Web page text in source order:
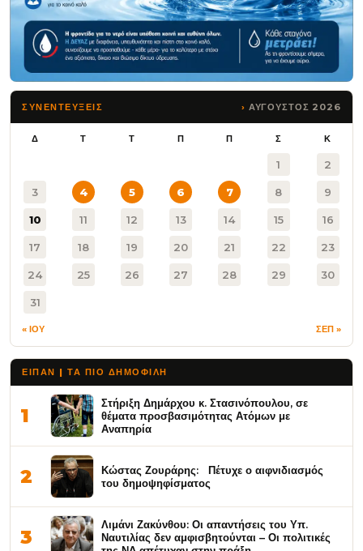
ΣΥΝΕΝΤΕΥΞΕΙΣ ΑΥΓΟΥΣΤΟΣ 2026
Δ Τ Τ Π Π Σ Κ
1 2
3 4 5 6 7 8 9
10 11 12 13 14 15 16
17 18 19 20 21 22 23
24 25 26 27 28 29 30
31
« ΙΟΥ ΣΕΠ »
ΕΙΠΑΝ | ΤΑ ΠΙΟ ΔΗΜΟΦΙΛΉ
1
Στήριξη Δημάρχου κ. Στασινόπουλου, σε
θέματα προσβασιμότητας Ατόμων με
Αναπηρία
2
Κώστας Ζουράρης: Πέτυχε ο αιφνιδιασμός
του δημοψηφίσματος
3
Λιμάνι Ζακύνθου: Οι απαντήσεις του Υπ.
Ναυτιλίας δεν αμφισβητούνται – Οι πολιτικές